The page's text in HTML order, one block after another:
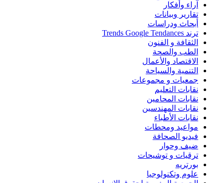
آراء وأفكار
تقارير وبيانات
أبحاث ودراسات
ترند Trends Google Tendances
الثقافة و الفنون
الطب والصحة
الاقتصاد والأعمال
التنمية والسياحة
جمعيات و مجموعات
نقابات التعليم
نقابات المحامين
نقابات المهندسين
نقابات الأطباء
مواعيد ومحطات
فيديو الصحافة
ضيف وحوار
ترقيات و توشيحات
بورتريه
علوم وتكنولوجيا